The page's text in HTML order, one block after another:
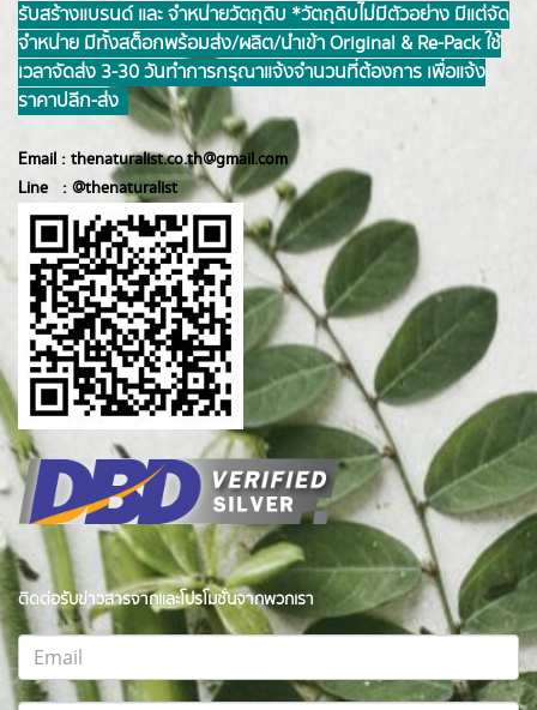
รับสร้างแบรนด์ และ จำหน่ายวัตถุดิบ *วัตถุดิบไม่มีตัวอย่าง มีแต่จัด
จำหน่าย มีทั้งสต็อกพร้อมส่ง/ผลิต/นำเข้า Original & Re-Pack ใช้
เวลาจัดส่ง 3-30 วันทำการ กรุณาแจ้งจำนวนที่ต้องการ เพื่อแจ้ง
ราคาปลีก-ส่ง
Email : thenaturalist.co.th@gmail.com
Line : @thenaturalist
ติดต่อรับข่าวสารจากและโปรโมชั่นจากพวกเรา